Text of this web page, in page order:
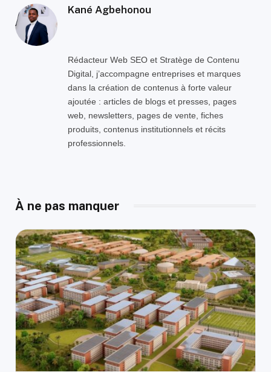
Kané Agbehonou
Rédacteur Web SEO et Stratège de Contenu
Digital, j’accompagne entreprises et marques
dans la création de contenus à forte valeur
ajoutée : articles de blogs et presses, pages
web, newsletters, pages de vente, fiches
produits, contenus institutionnels et récits
professionnels.
À ne pas manquer